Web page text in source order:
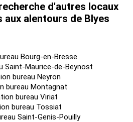
d'autres locaux
alentours de Blyes
Bourg-en-Bresse
Saint-Maurice-de-Beynost
bureau Neyron
bureau Montagnat
bureau Viriat
bureau Tossiat
Saint-Genis-Pouilly